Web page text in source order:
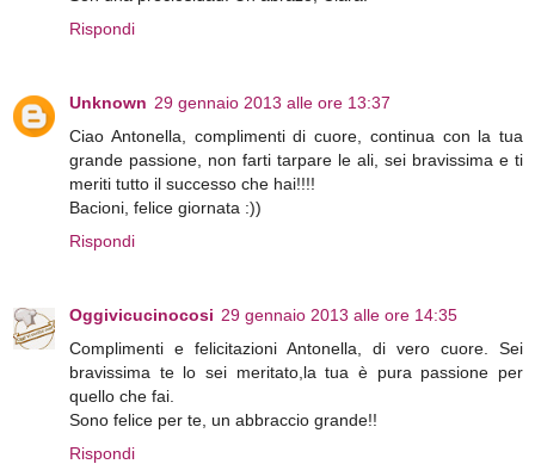
Rispondi
Unknown 29 gennaio 2013 alle ore 13:37
Ciao Antonella, complimenti di cuore, continua con la tua
grande passione, non farti tarpare le ali, sei bravissima e ti
meriti tutto il successo che hai!!!!
Bacioni, felice giornata :))
Rispondi
Oggivicucinocosi 29 gennaio 2013 alle ore 14:35
Complimenti e felicitazioni Antonella, di vero cuore. Sei
bravissima te lo sei meritato,la tua è pura passione per
quello che fai.
Sono felice per te, un abbraccio grande!!
Rispondi